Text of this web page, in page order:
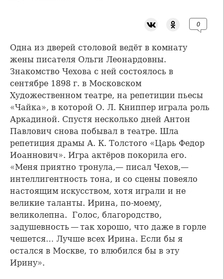
0
Одна из дверей столовой ведёт в комнату
жены писателя Ольги Леонардовны.
Знакомство Чехова с ней состоялось в
сентябре 1898 г. в Московском
Художественном театре, на репетиции пьесы
«Чайка», в которой О. Л. Книппер играла роль
Аркадиной. Спустя несколько дней Антон
Павлович снова побывал в театре. Шла
репетиция драмы А. К. Толстого «Царь Федор
Иоаннович». Игра актёров покорила его.
«Меня приятно тронула,— писал Чехов,—
интеллигентность тона, и со сцены повеяло
настоящим искусством, хотя играли и не
великие таланты. Ирина, по-моему,
великолепна. Голос, благородство,
задушевность — так хорошо, что даже в горле
чешется… Лучше всех Ирина. Если бы я
остался в Москве, то влюбился бы в эту
Ирину».